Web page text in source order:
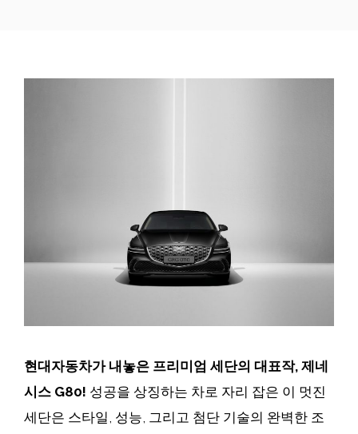
현대자동차가 내놓은 프리미엄 세단의 대표작, 제네
시스 G80! 성공을 상징하는 차로 자리 잡은 이 멋진
세단은 스타일, 성능, 그리고 첨단 기술의 완벽한 조